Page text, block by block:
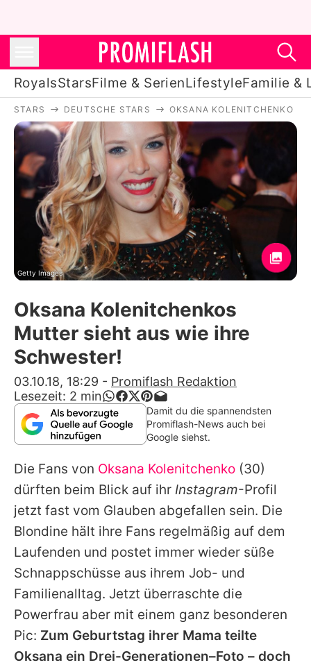
RoyalsStarsFilme & SerienLifestyleFamilie &
Royals
Stars
Filme & Serien
Lifestyle
Familie & Liebe
Promiflash Exklusiv
Alle Themen auf Promiflash
App runterladen
Team
Redaktionelle Richtlinien
Impressum
Datenschutzerklärung
Nutzungsbedingungen
Utiq verwalten
STARS DEUTSCHE STARS OKSANA KOLENITCHENKO
Getty Images
Oksana Kolenitchenkos
Mutter sieht aus wie ihre
Schwester!
03.10.18, 18:29 - Promiflash Redaktion
Lesezeit: 2 min
Damit du die spannendsten
Promiflash-News auch bei
Google siehst.
Die Fans von Oksana Kolenitchenko (30)
dürften beim Blick auf ihr Instagram-Profil
jetzt fast vom Glauben abgefallen sein. Die
Blondine hält ihre Fans regelmäßig auf dem
Laufenden und postet immer wieder süße
Schnappschüsse aus ihrem Job- und
Familienalltag. Jetzt überraschte die
Powerfrau aber mit einem ganz besonderen
Pic: Zum Geburtstag ihrer Mama teilte
Oksana ein Drei-Generationen–Foto – doch